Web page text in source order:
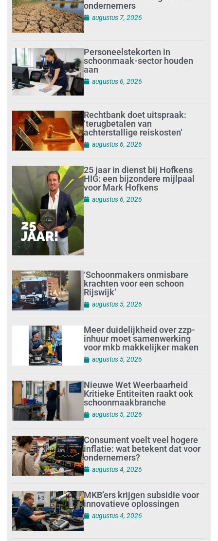
ondernemers
augustus 7, 2026
Personeelstekorten in
schoonmaak-sector houden
aan
augustus 6, 2026
Rechtbank doet uitspraak:
’terugbetalen van
achterstallige reiskosten’
augustus 6, 2026
25 jaar in dienst bij Hofkens
HIG: een bijzondere mijlpaal
voor Mark Hofkens
augustus 6, 2026
‘Schoonmakers onmisbare
krachten voor een schoon
Rijswijk’
augustus 5, 2026
Meer duidelijkheid over zzp-
inhuur moet samenwerking
voor mkb makkelijker maken
augustus 5, 2026
Nieuwe Wet Weerbaarheid
Kritieke Entiteiten raakt ook
schoonmaakbranche
augustus 5, 2026
Consument voelt veel hogere
inflatie: wat betekent dat voor
ondernemers?
augustus 4, 2026
MKB’ers krijgen subsidie voor
innovatieve oplossingen
augustus 4, 2026